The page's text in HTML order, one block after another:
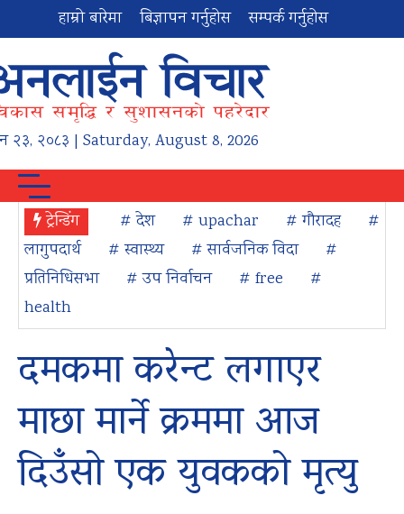
हाम्रो बारेमा बिज्ञापन गर्नुहोस सम्पर्क गर्नुहोस
२३, २०८३ | Saturday, August 8, 2026
ट्रेन्डिंग # देश # upachar # गौरादह
#
लागुपदार्थ
# स्वास्थ्य # सार्वजनिक विदा
#
प्रतिनिधिसभा
# उप निर्वाचन # free
#
health
दमकमा करेन्ट लगाएर
माछा मार्ने क्रममा आज
दिउँसो एक युवकको मृत्यु